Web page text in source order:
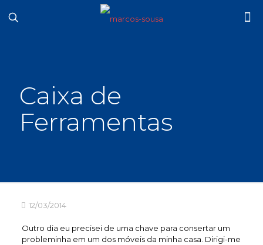
Caixa de
Ferramentas
12/03/2014
Outro dia eu precisei de uma chave para consertar um
probleminha em um dos móveis da minha casa. Dirigi-me